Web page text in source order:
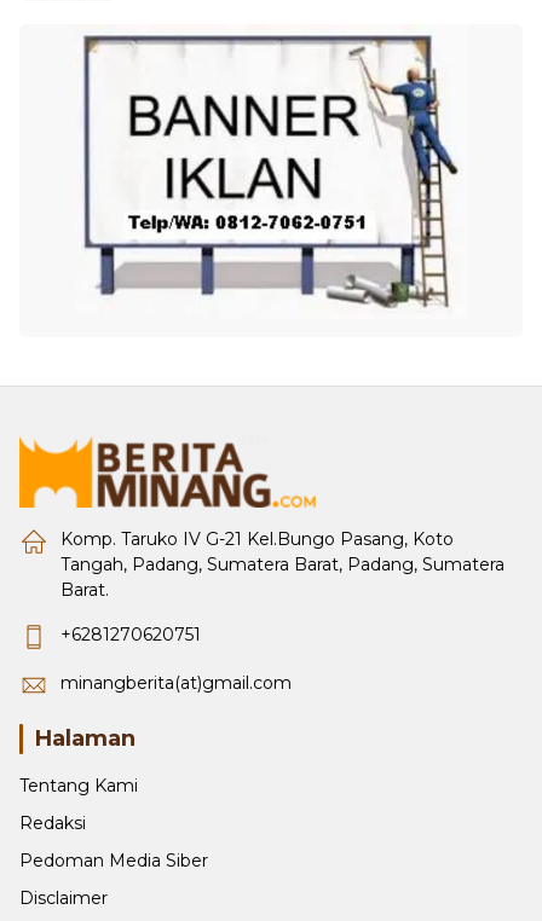
Komp. Taruko IV G-21 Kel.Bungo Pasang, Koto
Tangah, Padang, Sumatera Barat, Padang, Sumatera
Barat.
Tentang Kami
Redaksi
Pedoman Media Siber
Disclaimer
Privacy Policy